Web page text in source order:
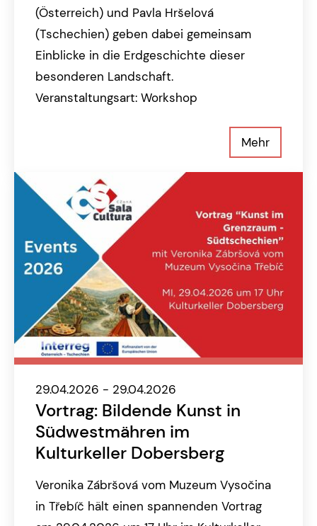
(Österreich) und Pavla Hršelová
(Tschechien) geben dabei gemeinsam
Einblicke in die Erdgeschichte dieser
besonderen Landschaft.
Veranstaltungsart: Workshop
Mehr
29.04.2026 - 29.04.2026
Vortrag: Bildende Kunst in
Südwestmähren im
Kulturkeller Dobersberg
Veronika Zábršová vom Muzeum Vysočina
in Třebíč hält einen spannenden Vortrag